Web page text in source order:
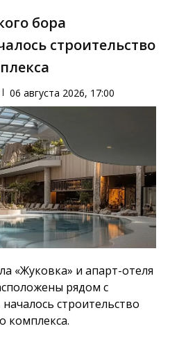
бора
строительство
06 августа 2026, 17:00
«Жуковка» и апарт-отеля
рядом с
строительство
комплекса.